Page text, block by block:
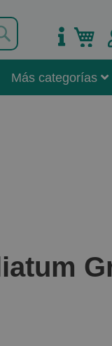
Mi
Más categorías